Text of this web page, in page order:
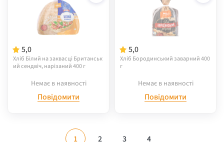
5,0
Хліб Білий на заквасці Британськ
ий сендвіч, нарізаний 400 г
Немає в наявності
Повідомити
5,0
Хліб Бородинський заварний 400
г
Немає в наявності
Повідомити
1 2 3 4